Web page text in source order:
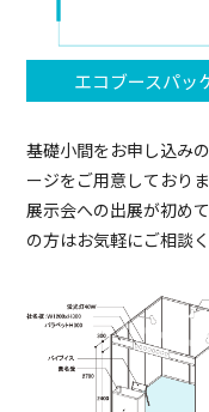
エコブースパッ
基礎小間をお申し込み
ージをご用意しておりま
展示会への出展が初め
の方はお気軽にご相談く